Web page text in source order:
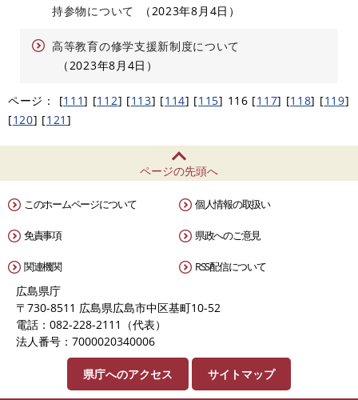
持参物について
2023年8月4日
高等教育の修学支援新制度について
2023年8月4日
ページ： [111] [112] [113] [114] [115] 116 [117] [118] [119]
[120] [121]
ページの先頭へ
このホームページについて 個人情報の取扱い
免責事項 県政へのご意見
関連機関 RSS配信について
広島県庁
〒730-8511 広島県広島市中区基町10-52
電話：082-228-2111（代表）
法人番号：7000020340006
県庁へのアクセス サイトマップ